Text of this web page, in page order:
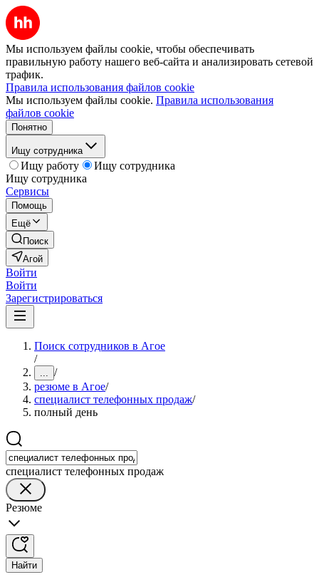
Мы используем файлы cookie, чтобы обеспечивать
правильную работу нашего веб-сайта и анализировать сетевой
трафик.
Правила использования файлов cookie
Мы используем файлы cookie. Правила использования
файлов cookie
Понятно
Ищу сотрудника
Ищу работу
Ищу сотрудника
Ищу сотрудника
Сервисы
Помощь
Ещё
Поиск
Агой
Войти
Войти
Зарегистрироваться
Поиск сотрудников в Агое
/
... /
резюме в Агое/
специалист телефонных продаж/
полный день
специалист телефонных продаж
Резюме
Найти